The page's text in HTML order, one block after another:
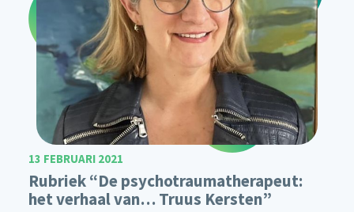
13 FEBRUARI 2021
Rubriek “De psychotraumatherapeut:
het verhaal van… Truus Kersten”